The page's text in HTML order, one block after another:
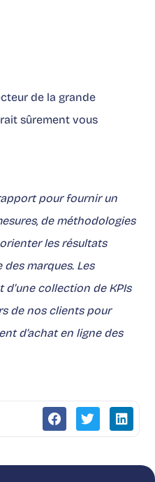
de la grande
sûrement vous
pour fournir un
de méthodologies
les résultats
marques. Les
collection de KPIs
de nos clients pour
d’achat en ligne des